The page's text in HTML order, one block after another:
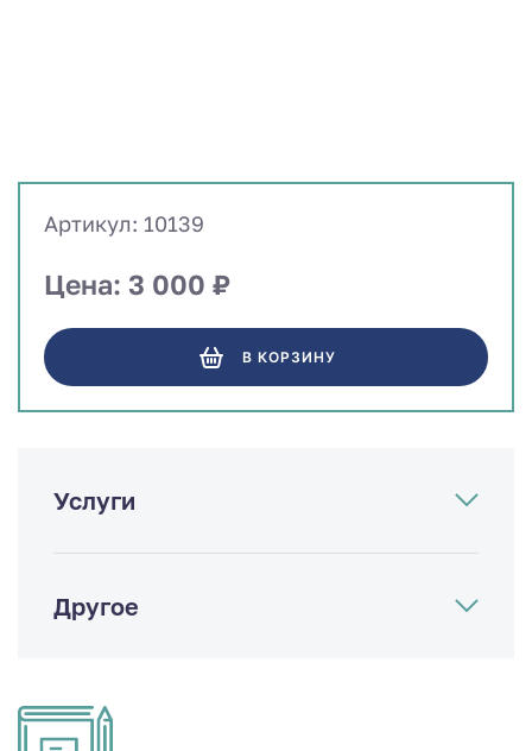
Услуги
Другое
Артикул: 10139
Цена: 3 000 ₽
В КОРЗИНУ